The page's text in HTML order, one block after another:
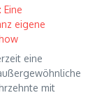
eigene
eine
mit